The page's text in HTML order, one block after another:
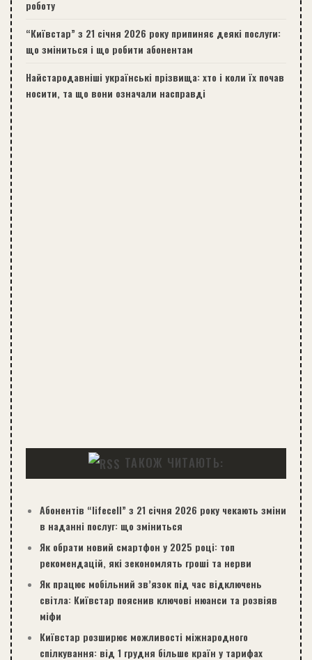
роботу
“Київстар” з 21 січня 2026 року припиняє деякі послуги:
що зміниться і що робити абонентам
Найстародавніші українські прізвища: хто і коли їх почав
носити, та що вони означали насправді
ТАКОЖ ЧИТАЮТЬ:
Абонентів “lifecell” з 21 січня 2026 року чекають зміни
в наданні послуг: що зміниться
Як обрати новий смартфон у 2025 році: топ
рекомендацій, які зекономлять гроші та нерви
Як працює мобільний зв’язок під час відключень
світла: Київстар пояснив ключові нюанси та розвіяв
міфи
Київстар розширює можливості міжнародного
спілкування: від 1 грудня більше країн у тарифах